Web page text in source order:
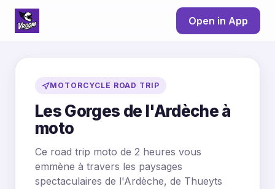
Open in App
MOTORCYCLE ROAD TRIP
Les Gorges de l'Ardèche à
moto
Ce road trip moto de 2 heures vous
emmène à travers les paysages
spectaculaires de l'Ardèche, de Thueyts